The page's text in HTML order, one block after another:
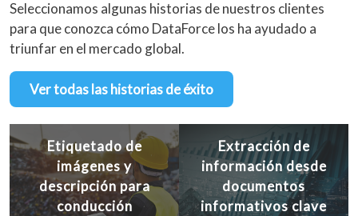
Seleccionamos algunas historias de nuestros clientes
para que conozca cómo DataForce los ha ayudado a
triunfar en el mercado global.
Ver todas las historias de éxito
Etiquetado de
imágenes y
descripción para
conducción
Extracción de
información desde
documentos
informativos clave